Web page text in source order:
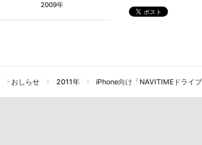
2009年
おしらせ 2011年 iPhone向け「NAVITIMEドライ